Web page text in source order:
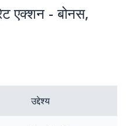
एक्शन - बोनस,
उद्देश्य